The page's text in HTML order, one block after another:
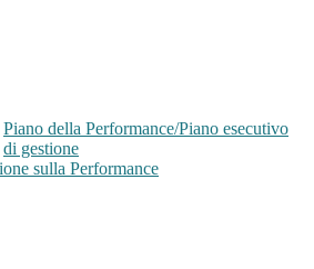
Piano della Performance/Piano esecutivo
di gestione
sulla Performance